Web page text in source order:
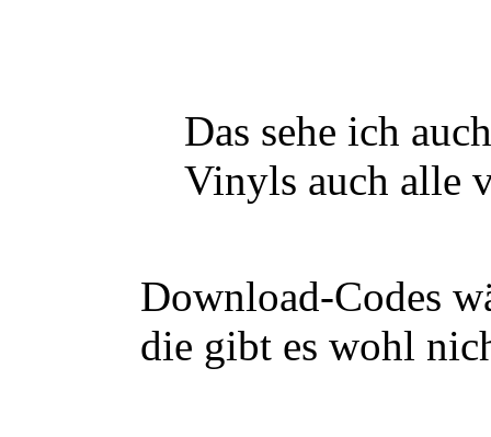
Das sehe ich
Vinyls auch alle
Download-Codes
die gibt es wohl